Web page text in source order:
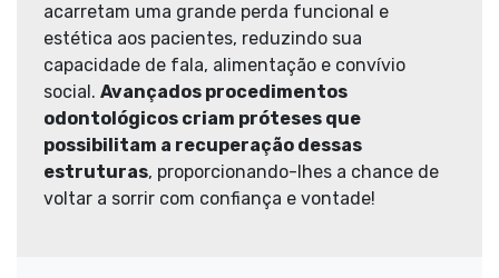
acarretam uma grande perda funcional e
estética aos pacientes, reduzindo sua
capacidade de fala, alimentação e convívio
social. Avançados procedimentos
odontológicos criam próteses que
possibilitam a recuperação dessas
estruturas, proporcionando-lhes a chance de
voltar a sorrir com confiança e vontade!